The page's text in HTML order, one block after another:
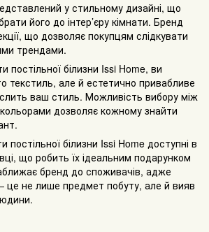
у стильному дизайні, що
його до інтер’єру кімнати. Бренд
що дозволяє покупцям слідкувати
трендами.
білизни Issi Home, ви
текстиль, але й естетично привабливе
ваш стиль. Можливість вибору між
дозволяє кожному знайти
постільної білизни Issi Home доступні в
що робить їх ідеальним подарунком
бренд до споживачів, адже
це не лише предмет побуту, але й вияв